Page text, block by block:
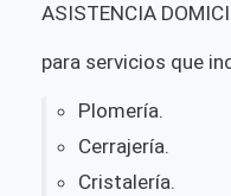
ASISTENCIA
para servicios que
Plomería.
Cerrajería.
Cristalería.